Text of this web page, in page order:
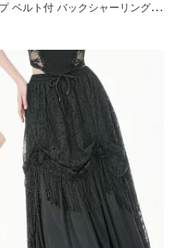
ベルト付 バックシャーリング ゴ
コスプレ トップス ヴィジュアル
衣装 ステージ衣装 イベント衣